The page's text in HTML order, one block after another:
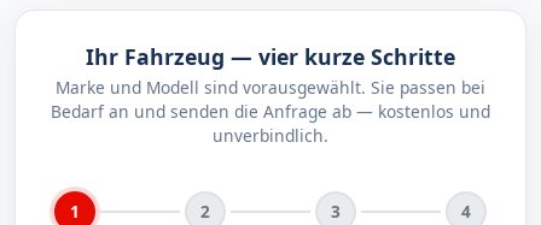
Ihr Fahrzeug — vier kurze Schritte
Marke und Modell sind vorausgewählt. Sie passen bei
Bedarf an und senden die Anfrage ab — kostenlos und
unverbindlich.
1 2 3 4